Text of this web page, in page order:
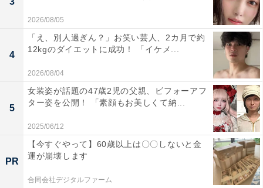
2026/08/05
4
「え、別人過ぎん？」お笑い芸人、2カ月で約
12kgのダイエットに成功！ 「イケメ...
2026/08/04
5
女装姿が話題の47歳2児の父親、ビフォーアフ
ター姿を公開！ 「素顔もお美しくて納...
2025/06/12
PR
【今すぐやって】60歳以上は〇〇しないと金
運が崩壊します
合同会社デジタルファーム